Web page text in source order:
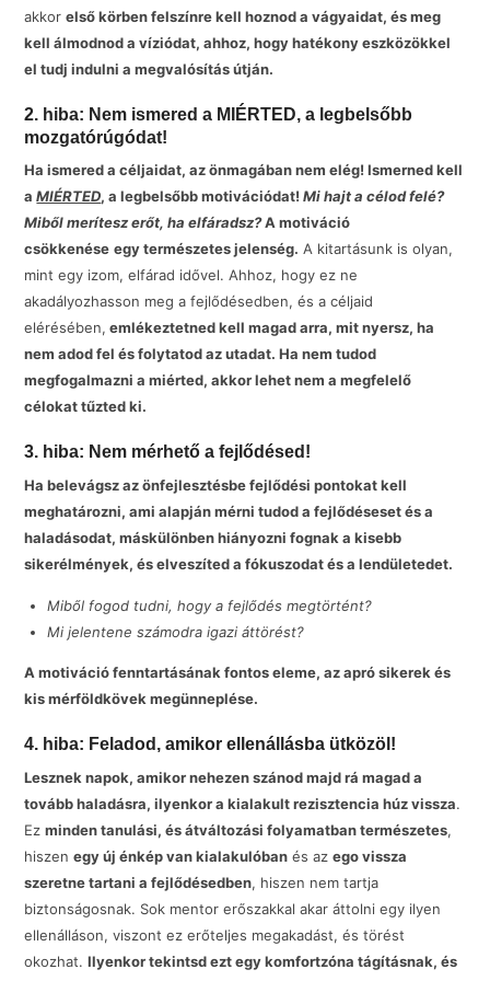
akkorelső körben felszínre kell hoznod a vágyaidat, és meg
kell álmodnod a víziódat, ahhoz, hogy hatékony eszközökkel
el tudj indulni a megvalósítás útján.
2. hiba: Nem ismered a MIÉRTED, a legbelsőbb
mozgatórúgódat!
Ha ismered a céljaidat, az önmagában nem elég! Ismerned kell
aMIÉRTED, a legbelsőbb motivációdat!Mi hajt a célod felé?
Miből merítesz erőt, ha elfáradsz?A motiváció
csökkenése egy természetes jelenség. A kitartásunk is olyan,
mint egy izom, elfárad idővel. Ahhoz, hogy ez ne
akadályozhasson meg a fejlődésedben, és a céljaid
elérésében, emlékeztetned kell magad arra, mit nyersz, ha
nem adod fel és folytatod az utadat. Ha nem tudod
megfogalmazni a miérted, akkor lehet nem a megfelelő
célokat tűzted ki.
3. hiba: Nem mérhető a fejlődésed!
Ha belevágsz az önfejlesztésbe fejlődési pontokat kell
meghatározni, ami alapján mérni tudod a fejlődéseset és a
haladásodat, máskülönben hiányozni fognak a kisebb
sikerélmények, és elveszíted a fókuszodat és a lendületedet.
Miből fogod tudni, hogy a fejlődés megtörtént?
Mi jelentene számodra igazi áttörést?
A motiváció fenntartásának fontos eleme, az apró sikerek és
kis mérföldkövek megünneplése.
4. hiba: Feladod, amikor ellenállásba ütközöl!
Lesznek napok, amikor nehezen szánod majd rá magad a
tovább haladásra, ilyenkor a kialakult rezisztencia húz vissza.
Ezminden tanulási, és átváltozási folyamatban természetes,
hiszenegy új énkép van kialakulóban és azego vissza
szeretne tartani a fejlődésedben, hiszen nem tartja
biztonságosnak. Sok mentor erőszakkal akar áttolni egy ilyen
ellenálláson, viszont ez erőteljes megakadást, és törést
okozhat.Ilyenkor tekintsd ezt egy komfortzóna tágításnak, és